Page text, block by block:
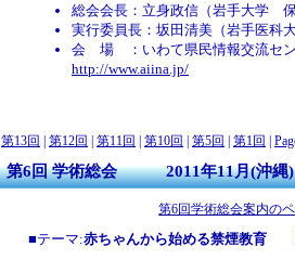
総会会長：立身政信（岩手大学
実行委員長：坂田清美（岩手医
会 場 ：いわて県民情報交流セン
http://www.aiina.jp/
第13回 | 第12回 | 第11回 | 第10回 | 第5回 | 第1回 |
第6回 学術総会 2011年11月(沖縄)
第6回学術総会案内の
■テーマ:赤ちゃんから始める禁煙教育